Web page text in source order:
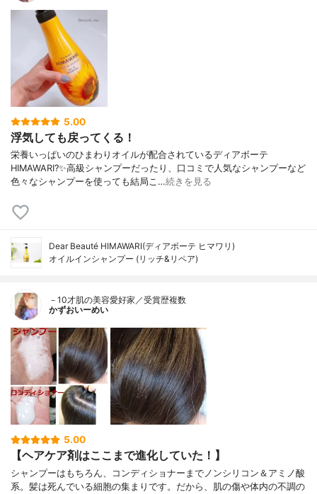
5.00
浮気しても戻ってくる！
栄養いっぱいのひまわりオイルが配合されているディアボーテ
HIMAWARI?✨高級シャンプーだったり、口コミで人気なシャンプーなど
色々なシャンプーを使っても結局こ…続きを見る
Dear Beauté HIMAWARI(ディアボーテ ヒマワリ)
オイルインシャンプー (リッチ&リペア)
－10才肌の美容愛好家／受賞歴複数
かずおいーめい
5.00
【ヘアケア剤はここまで進化していた！】
シャンプーはもちろん、コンディショナーまでノンシリコン＆アミノ酸
系。髪は死んでいる細胞の集まりです。だから、肌の傷や体内の不調の